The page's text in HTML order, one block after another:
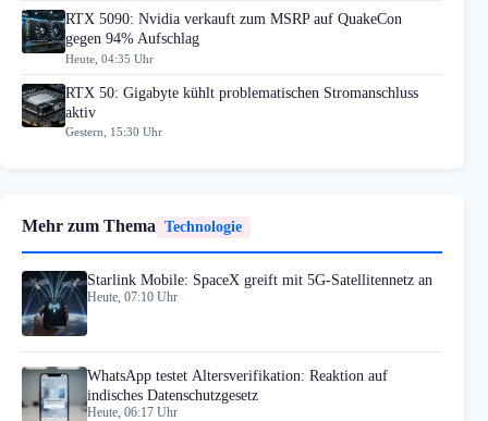
RTX 5090: Nvidia verkauft zum MSRP auf QuakeCon
gegen 94% Aufschlag
Heute, 04:35 Uhr
RTX 50: Gigabyte kühlt problematischen Stromanschluss
aktiv
Gestern, 15:30 Uhr
Mehr zum Thema Technologie
Starlink Mobile: SpaceX greift mit 5G-Satellitennetz an
Heute, 07:10 Uhr
WhatsApp testet Altersverifikation: Reaktion auf
indisches Datenschutzgesetz
Heute, 06:17 Uhr